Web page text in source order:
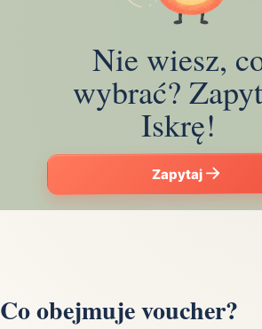
Nie wiesz,
wybrać?
Iskrę!
Zapytaj
Co obejmuje voucher?